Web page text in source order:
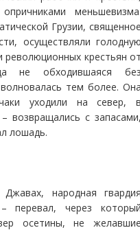
Грузии,
осуществляли
крестьян
не обходившаяся
тем более.
уходили на север,
возвращались с
лошадь.
народная
перевал, через
осетины, не